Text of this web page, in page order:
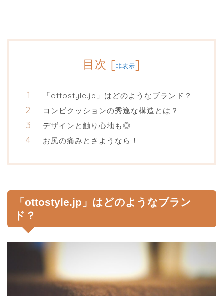
目次 [非表示]
「ottostyle.jp」はどのようなブランド？
コンビクッションの秀逸な構造とは？
デザインと触り心地も◎
お尻の痛みとさようなら！
「ottostyle.jp」はどのようなブラン
ド？